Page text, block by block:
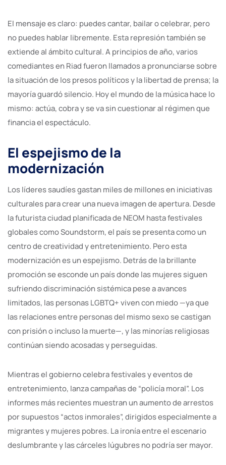
El mensaje es claro: puedes cantar, bailar o celebrar, pero
no puedes hablar libremente. Esta represión también se
extiende al ámbito cultural. A principios de año, varios
comediantes en Riad fueron llamados a pronunciarse sobre
la situación de los presos políticos y la libertad de prensa; la
mayoría guardó silencio. Hoy el mundo de la música hace lo
mismo: actúa, cobra y se va sin cuestionar al régimen que
financia el espectáculo.
El espejismo de la
modernización
Los líderes saudíes gastan miles de millones en iniciativas
culturales para crear una nueva imagen de apertura. Desde
la futurista ciudad planificada de NEOM hasta festivales
globales como Soundstorm, el país se presenta como un
centro de creatividad y entretenimiento. Pero esta
modernización es un espejismo. Detrás de la brillante
promoción se esconde un país donde las mujeres siguen
sufriendo discriminación sistémica pese a avances
limitados, las personas LGBTQ+ viven con miedo —ya que
las relaciones entre personas del mismo sexo se castigan
con prisión o incluso la muerte—, y las minorías religiosas
continúan siendo acosadas y perseguidas.
Mientras el gobierno celebra festivales y eventos de
entretenimiento, lanza campañas de “policía moral”. Los
informes más recientes muestran un aumento de arrestos
por supuestos “actos inmorales”, dirigidos especialmente a
migrantes y mujeres pobres. La ironía entre el escenario
deslumbrante y las cárceles lúgubres no podría ser mayor.